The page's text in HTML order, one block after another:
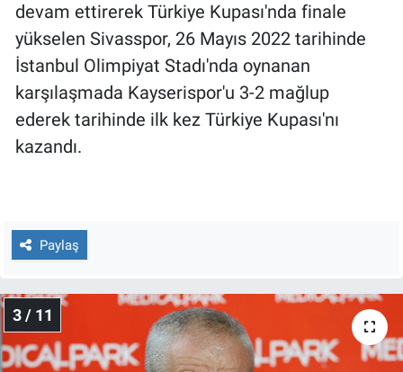
devam ettirerek Türkiye Kupası'nda finale
yükselen Sivasspor, 26 Mayıs 2022 tarihinde
İstanbul Olimpiyat Stadı'nda oynanan
karşılaşmada Kayserispor'u 3-2 mağlup
ederek tarihinde ilk kez Türkiye Kupası'nı
kazandı.
Paylaş
3 / 11